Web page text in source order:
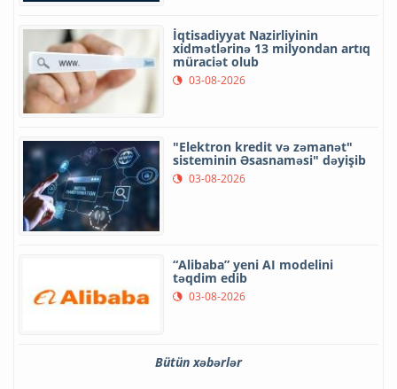
İqtisadiyyat Nazirliyinin
xidmətlərinə 13 milyondan artıq
müraciət olub
03-08-2026
"Elektron kredit və zəmanət"
sisteminin Əsasnaməsi" dəyişib
03-08-2026
“Alibaba” yeni AI modelini
təqdim edib
03-08-2026
Bütün xəbərlər